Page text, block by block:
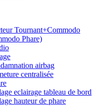
Tournant+Commodo
Phare)
airbag
centralisée
eclairage tableau de bord
hauteur de phare